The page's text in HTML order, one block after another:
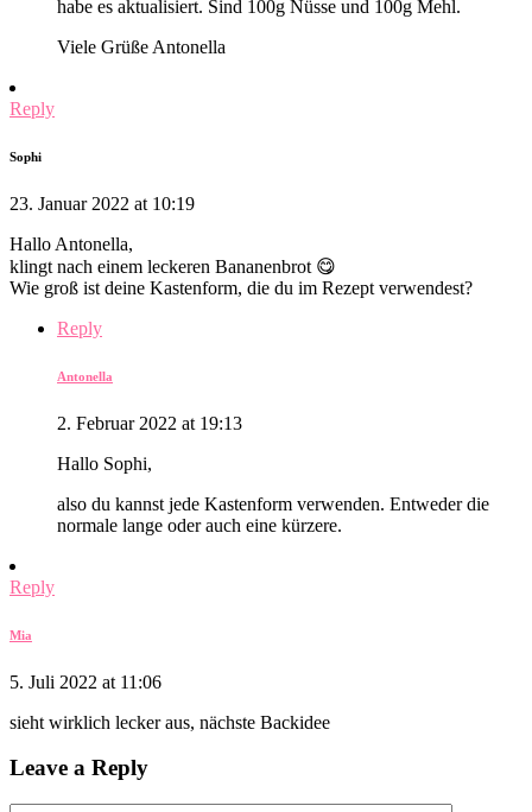
habe es aktualisiert. Sind 100g Nüsse und 100g Mehl.
Viele Grüße Antonella
Reply
Sophi
23. Januar 2022 at 10:19
Hallo Antonella,
klingt nach einem leckeren Bananenbrot 😋
Wie groß ist deine Kastenform, die du im Rezept verwendest?
Reply
Antonella
2. Februar 2022 at 19:13
Hallo Sophi,
also du kannst jede Kastenform verwenden. Entweder die
normale lange oder auch eine kürzere.
Reply
Mia
5. Juli 2022 at 11:06
sieht wirklich lecker aus, nächste Backidee
Leave a Reply